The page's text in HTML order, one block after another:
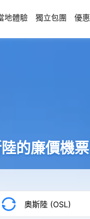
地體驗 獨立包團 優惠
的廉價機票